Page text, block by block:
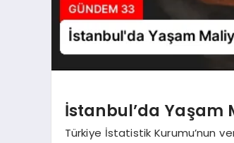
İstanbul’da Yaşam
Türkiye İstatistik Kurumu’nun